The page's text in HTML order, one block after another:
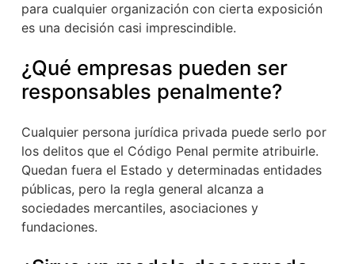
para cualquier organización con cierta exposición
es una decisión casi imprescindible.
¿Qué empresas pueden ser
responsables penalmente?
Cualquier persona jurídica privada puede serlo por
los delitos que el Código Penal permite atribuirle.
Quedan fuera el Estado y determinadas entidades
públicas, pero la regla general alcanza a
sociedades mercantiles, asociaciones y
fundaciones.